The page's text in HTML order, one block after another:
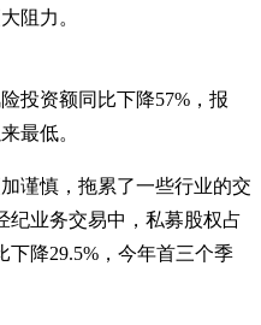
阻力。
投资额同比下降57%，报
最低。
谨慎，拖累了一些行业的交
纪业务交易中，私募股权占
下降29.5%，今年首三个季